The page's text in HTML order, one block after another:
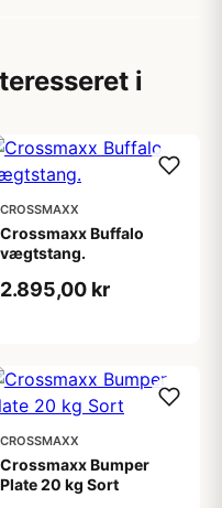
i
CROSSMAXX
Crossmaxx Buffalo
vægtstang.
2.895,00 kr
CROSSMAXX
Crossmaxx Bumper
Plate 20 kg Sort